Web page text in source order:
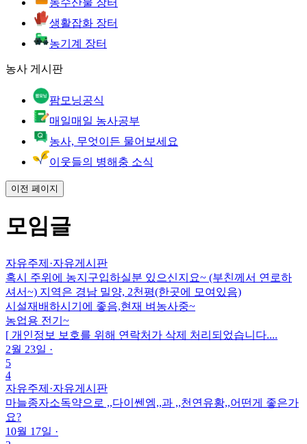
농수산물 장터
생활잡화 장터
농기계 장터
농사 게시판
팜모닝공식
매일매일 농사공부
농사, 무엇이든 물어보세요
이웃들의 병해충 소식
이전 페이지
모임글
자유주제 ·자유게시판
혹시 주위에 농지구입하실분 있으신지요~ (부친께서 연로하
셔서~) 지역은 경남 밀양, 2천평(한곳에 모여있음)
시설재배하시기에 좋음,현재 벼농사중~
농업용 전기~
[ 개인정보 보호를 위해 연락처가 삭제 처리되었습니다....
2월 23일 ·
5
4
자유주제 ·자유게시판
마늘종자소독약으로 ,,다이쎈엠,,과 ,,천연유황,,어떤게 좋은가
요?
10월 17일 ·